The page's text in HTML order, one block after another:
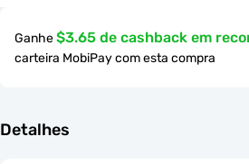
Ganhe$3.65 de cashback em
carteira MobiPay com esta compra
Detalhes